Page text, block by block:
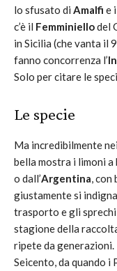
lo sfusato di Amalfi e
c’è il Femminiellodel
in Sicilia (che vanta il
fanno concorrenza l’
Solo per citare le
Le specie
Ma incredibilmente
bella mostra i limoni
o dall’Argentina, con
giustamente si
trasporto e gli
stagione della
ripete da generazioni.
Seicento, da quando